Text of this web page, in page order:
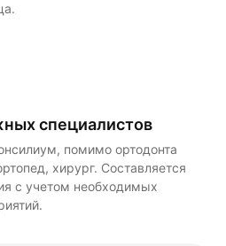
специалистов
помимо ортодонта
хирург. Составляется
с учетом необходимых